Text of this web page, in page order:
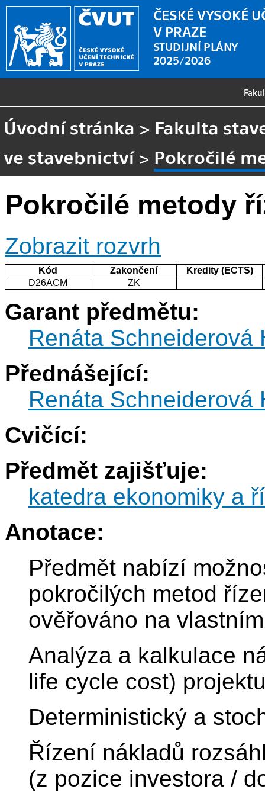
ČESKÉ VYSOKÉ
V PRAZE
STUDIJNÍ PLÁNY
2025/2026
Úvodní stránka > Fakulta
ve stavebnictví> Pokročilé
Pokročilé metody
Zobrazit rozvrh
Kód Zakončení
Kredity (ECTS)
D26ACM
ZK
Garant předmětu:
Renáta Schneiderová
Přednášející:
Renáta Schneiderová
Cvičící:
Předmět zajišťuje:
katedra ekonomiky a
Anotace:
Předmět nabízí
pokročilých metod
ověřováno na
Analýza a kalkulace
life cycle cost)
Deterministický a
Řízení nákladů
(z pozice investora /